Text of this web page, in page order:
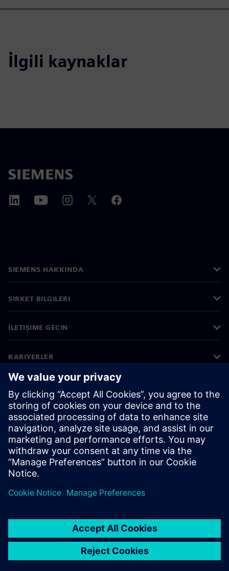
İlgili kaynaklar
SIEMENS HAKKINDA
ŞIRKET BILGILERI
İLETIŞIME GEÇIN
KARIYERLER
©Siemens 2026
Kurumsal bilgiler
Gizlilik bildirimi
Çerez bildirimi
Kullanım koşulları
Dijital kimlik